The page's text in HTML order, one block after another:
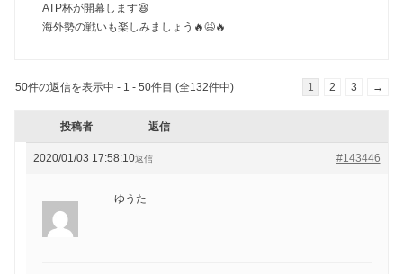
ATP杯が開幕します😆
海外勢の戦いも楽しみましょう🔥😆🔥
50件の返信を表示中 - 1 - 50件目 (全132件中) 1 2 3 →
投稿者 返信
2020/01/03 17:58:10 #143446
返信
ゆうた